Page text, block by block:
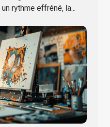
rythme effréné, la...